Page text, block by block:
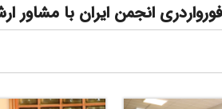
انجمن ایران با مشاور